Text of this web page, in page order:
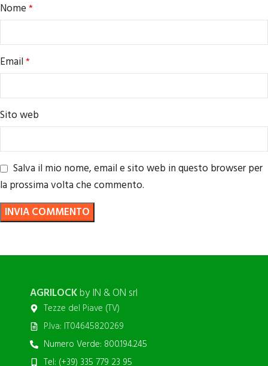
Nome*
Email*
Sito web
Salva il mio nome, email e sito web in questo browser per
la prossima volta che commento.
AGRILOCKby IN & ON srl
Tezze del Piave (TV)
P.Iva: IT04645820269
Numero Verde: 800.194.245
Tel: (+39) 335 779 23 95